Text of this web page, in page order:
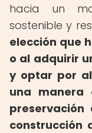
hacia un
sostenible y
elección que
o al adquirir
y optar por
una
construcción